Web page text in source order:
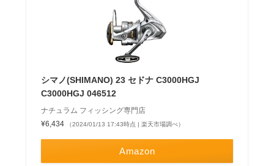
シマノ(SHIMANO) 23 セドナ C3000HGJ
C3000HGJ 046512
ナチュラム フィッシング専門店
¥6,434
（2024/01/13 17:43時点 | 楽天市場調べ）
Amazon